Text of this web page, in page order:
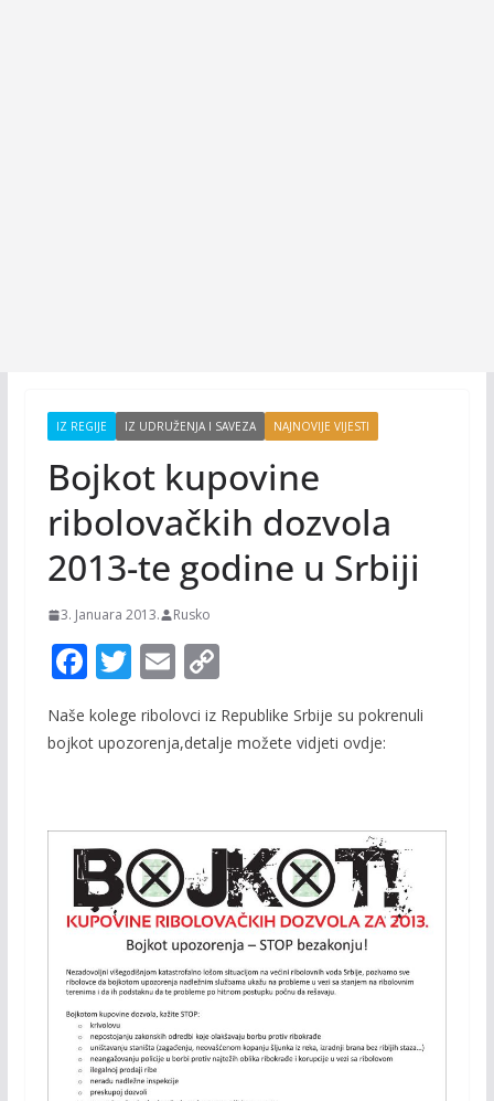
IZ REGIJE IZ UDRUŽENJA I SAVEZA NAJNOVIJE VIJESTI
Bojkot kupovine
ribolovačkih dozvola
2013-te godine u Srbiji
3. Januara 2013. Rusko
F
ac
e
b
o
k
T
w
itt
E
ai
l
C
p
y
n
k
Naše kolege ribolovci iz Republike Srbije su pokrenuli
bojkot upozorenja,detalje možete vidjeti ovdje: